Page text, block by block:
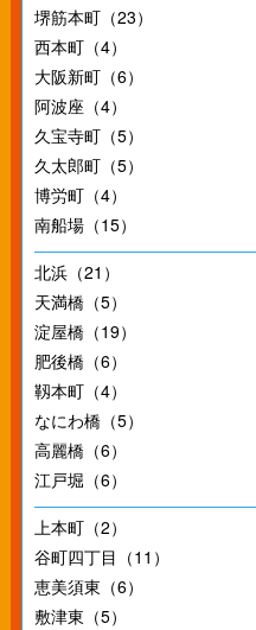
堺筋本町（23）
西本町（4）
大阪新町（6）
阿波座（4）
久宝寺町（5）
久太郎町（5）
博労町（4）
南船場（15）
北浜（21）
天満橋（5）
淀屋橋（19）
肥後橋（6）
靱本町（4）
なにわ橋（5）
高麗橋（6）
江戸堀（6）
上本町（2）
谷町四丁目（11）
恵美須東（6）
敷津東（5）